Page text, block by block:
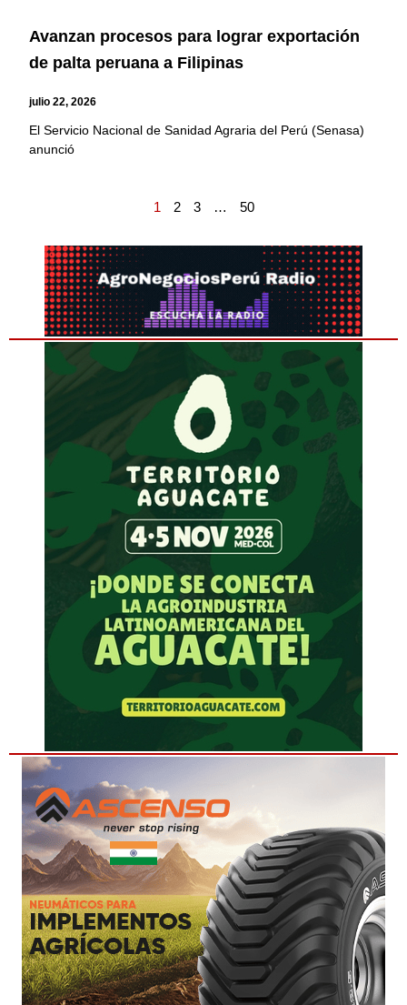
Avanzan procesos para lograr exportación
de palta peruana a Filipinas
julio 22, 2026
El Servicio Nacional de Sanidad Agraria del Perú (Senasa)
anunció
1 2 3 … 50